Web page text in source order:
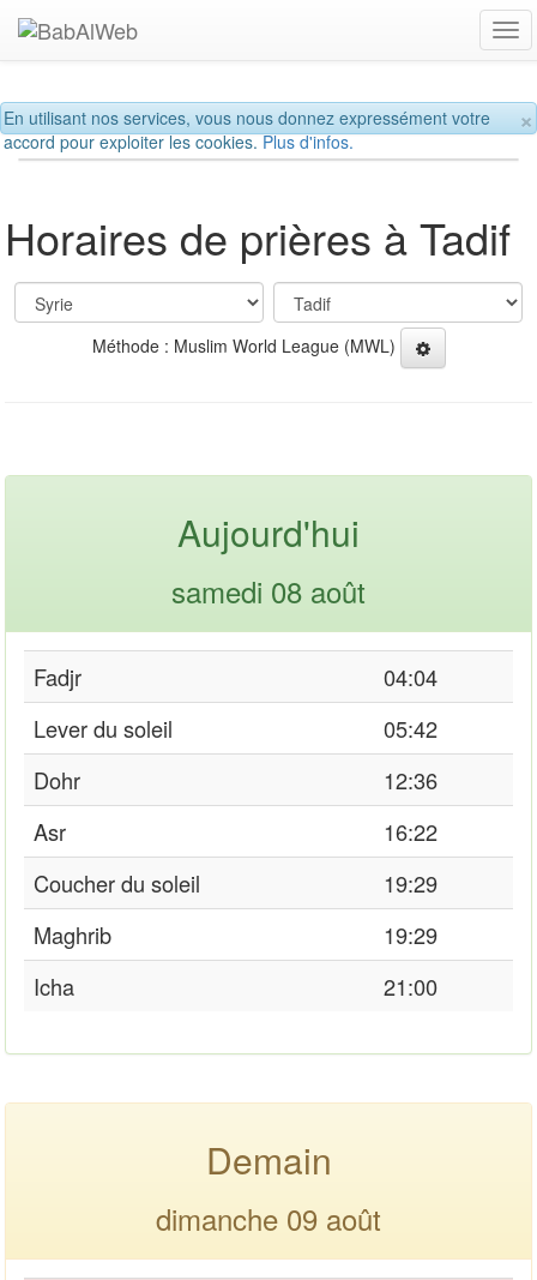
×
En utilisant nos services, vous nous donnez expressément votre
accord pour exploiter les cookies.Plus d'infos.
Horaires de prières à Tadif
Méthode : Muslim World League (MWL)
Aujourd'hui
samedi 08 août
Fadjr
04:04
Lever du soleil
05:42
Dohr
12:36
Asr
16:22
Coucher du soleil
19:29
Maghrib
19:29
Icha
21:00
Demain
dimanche 09 août